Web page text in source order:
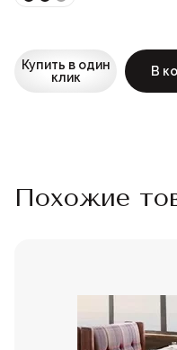
Купить в один
клик
В
Похожие